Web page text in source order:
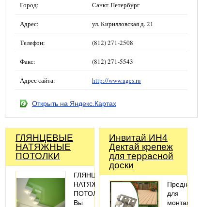
Город: Санкт-Петербург
Адрес: ул. Кирилловская д. 21
Телефон: (812) 271-2508
Факс: (812) 271-5543
Адрес сайта: http://www.ages.ru
Открыть на Яндекс.Картах
ГЛЯНЦЕВЫЕ
НАТЯЖНЫЕ
ПОТОЛКИ
ГЛЯНЦЕВЫЕ
НАТЯЖНЫЕ
ПОТОЛКИ
Вы
Инвитай ИН4
Дектай крепеж
для террасной
доски
Предназначен
для
монтажа